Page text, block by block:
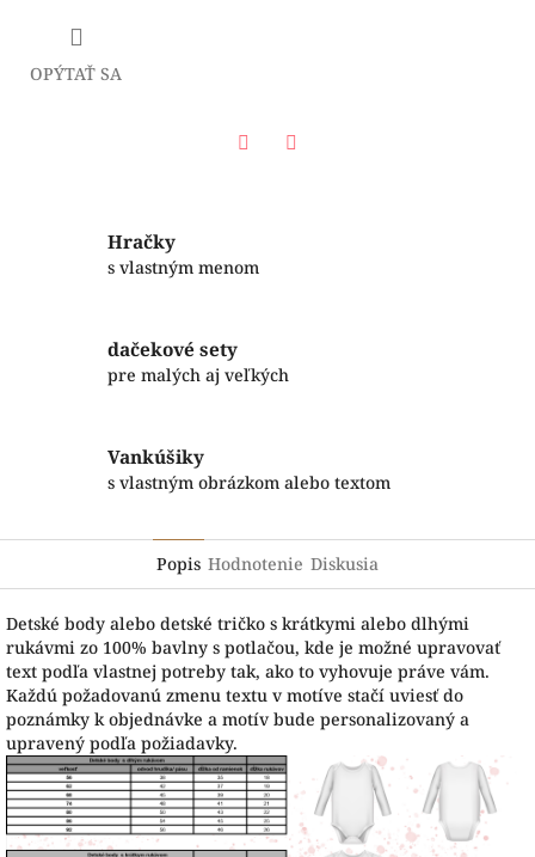
OPÝTAŤ SA
Hračky
s vlastným menom
dačekové sety
pre malých aj veľkých
Vankúšiky
s vlastným obrázkom alebo textom
Popis Hodnotenie Diskusia
Detské body alebo detské tričko s krátkymi alebo dlhými
rukávmi zo 100% bavlny s potlačou, kde je možné upravovať
text podľa vlastnej potreby tak, ako to vyhovuje práve vám.
Každú požadovanú zmenu textu v motíve stačí uviesť do
poznámky k objednávke a motív bude personalizovaný a
upravený podľa požiadavky.